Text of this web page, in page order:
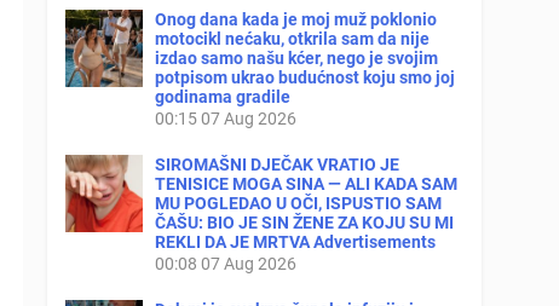
Onog dana kada je moj muž poklonio
motocikl nećaku, otkrila sam da nije
izdao samo našu kćer, nego je svojim
potpisom ukrao budućnost koju smo joj
godinama gradile
00:15 07 Aug 2026
SIROMAŠNI DJEČAK VRATIO JE
TENISICE MOGA SINA — ALI KADA SAM
MU POGLEDAO U OČI, ISPUSTIO SAM
ČAŠU: BIO JE SIN ŽENE ZA KOJU SU MI
REKLI DA JE MRTVA Advertisements
00:08 07 Aug 2026